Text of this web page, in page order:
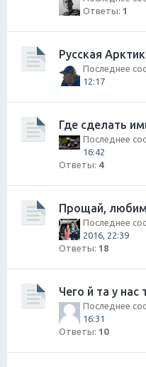
Ответы: 1
Русская
Последнее
12:17
Где сделать
Последнее
16:42
Ответы: 4
Прощай,
Последнее
2016, 22:39
Ответы: 18
Чего й та у нас
Последнее
16:31
Ответы: 10